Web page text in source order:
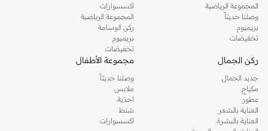
المجموعة الرياضية
وصلنا حديثاً
بريميوم
تخفيضات
اكسسوارات
المجموعة الرياضية
ركن الوسامة
بريميوم
تخفيضات
ركن الجمال
جديد الجمال
مكياج
عطور
العناية بالشعر
العناية بالبشرة
مجموعة الأطفال
وصلنا حديثاً
ملابس
احذية
شنط
اكسسوارات